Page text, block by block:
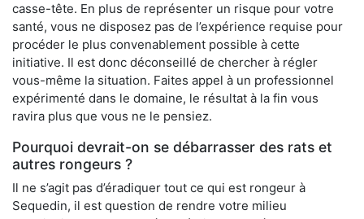
casse-tête. En plus de représenter un risque pour votre
santé, vous ne disposez pas de l’expérience requise pour
procéder le plus convenablement possible à cette
initiative. Il est donc déconseillé de chercher à régler
vous-même la situation. Faites appel à un professionnel
expérimenté dans le domaine, le résultat à la fin vous
ravira plus que vous ne le pensiez.
Pourquoi devrait-on se débarrasser des rats et
autres rongeurs ?
Il ne s’agit pas d’éradiquer tout ce qui est rongeur à
Sequedin, il est question de rendre votre milieu